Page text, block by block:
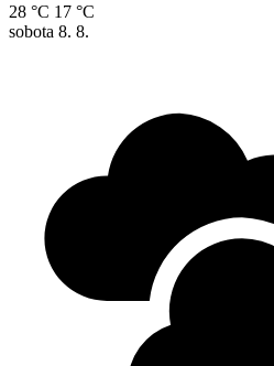
28 °C 17 °C
sobota 8. 8.